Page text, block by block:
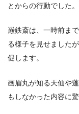
とからの行動でした。
巌鉄斎は、一時前ま
る様子を見せました
促します。
画眉丸が知る天仙や
もしなかった内容に